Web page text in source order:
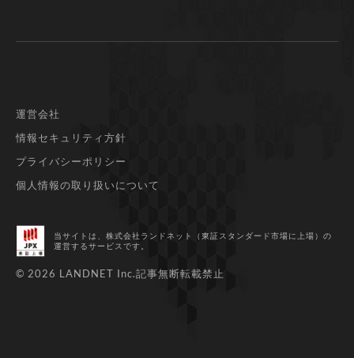
運営会社
情報セキュリティ方針
プライバシーポリシー
個人情報の取り扱いについて
当サイトは、株式会社ランドネット（東証スタンダード市場に上場） の
運営するサービスです。
© 2026 LANDNET Inc.記事無断転載禁止